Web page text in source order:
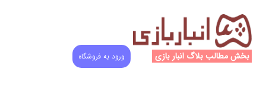
بخش مطالب بلاگ انبار بازی ورود به فروشگاه